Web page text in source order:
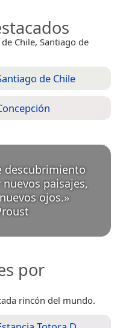
Chile, Santiago de
de Chile
descubrimiento
paisajes,
ojos.
por
rincón del mundo.